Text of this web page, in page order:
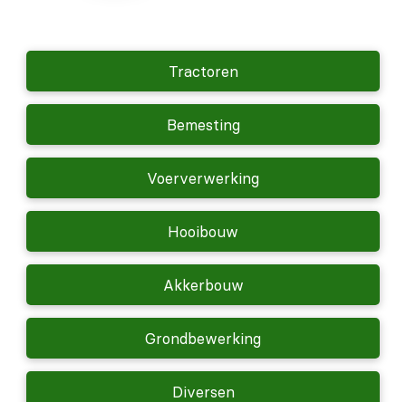
Tractoren
Bemesting
Voerverwerking
Hooibouw
Akkerbouw
Grondbewerking
Diversen